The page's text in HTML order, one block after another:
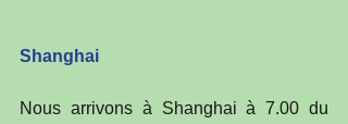
Shanghai
Nous arrivons à Shanghai à 7.00 du